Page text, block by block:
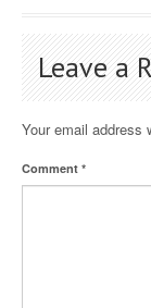
Leave a
Your email address
Comment *